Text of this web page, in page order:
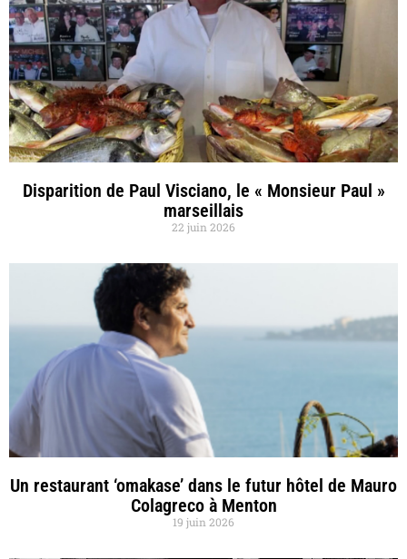
Disparition de Paul Visciano, le « Monsieur Paul »
marseillais
22 juin 2026
Un restaurant ‘omakase’ dans le futur hôtel de Mauro
Colagreco à Menton
19 juin 2026